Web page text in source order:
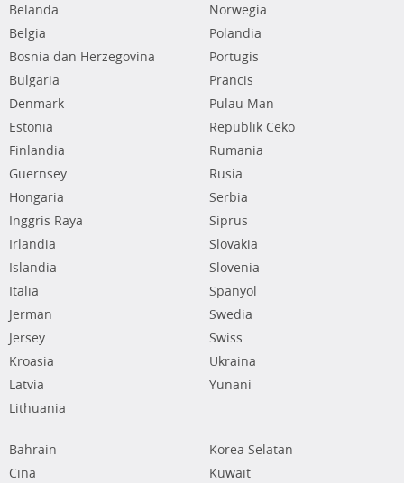
Belanda
Belgia
Bosnia dan Herzegovina
Bulgaria
Denmark
Estonia
Finlandia
Guernsey
Hongaria
Inggris Raya
Irlandia
Islandia
Italia
Jerman
Jersey
Kroasia
Latvia
Lithuania
Norwegia
Polandia
Portugis
Prancis
Pulau Man
Republik Ceko
Rumania
Rusia
Serbia
Siprus
Slovakia
Slovenia
Spanyol
Swedia
Swiss
Ukraina
Yunani
Bahrain
Cina
Korea Selatan
Kuwait